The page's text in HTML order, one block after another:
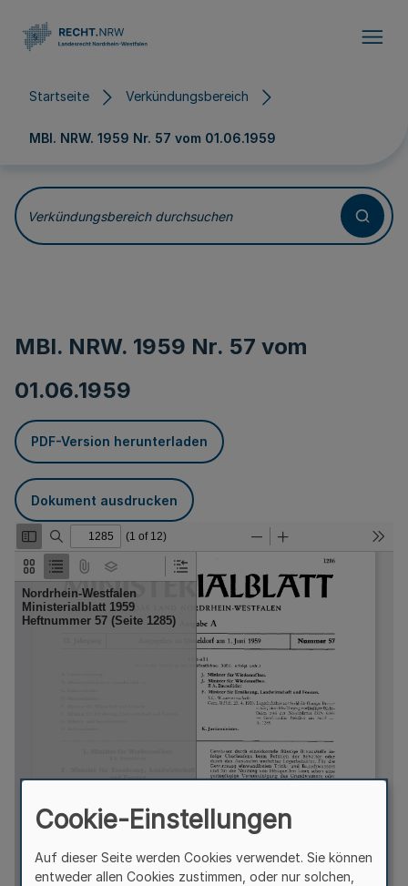
Startseite Verkündungsbereich
MBl. NRW. 1959 Nr. 57 vom 01.06.1959
Verkündungsbereich durchsuchen
MBl. NRW. 1959 Nr. 57 vom
01.06.1959
PDF-Version herunterladen
Dokument ausdrucken
Cookie-Einstellungen
Auf dieser Seite werden Cookies verwendet. Sie können
entweder allen Cookies zustimmen, oder nur solchen,